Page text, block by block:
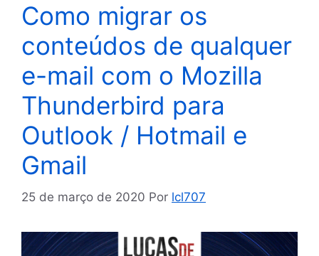
Como migrar os
conteúdos de qualquer
e-mail com o Mozilla
Thunderbird para
Outlook / Hotmail e
Gmail
25 de março de 2020 Por lcl707